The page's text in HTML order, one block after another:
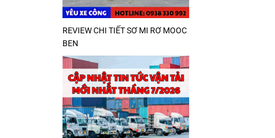
REVIEW CHI TIẾT SƠ MI RƠ MOOC
BEN